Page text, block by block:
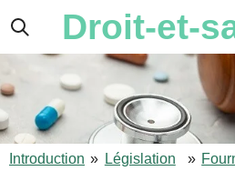
Passer
contenu
principal
Droit-et-
Introduction » Législation
»